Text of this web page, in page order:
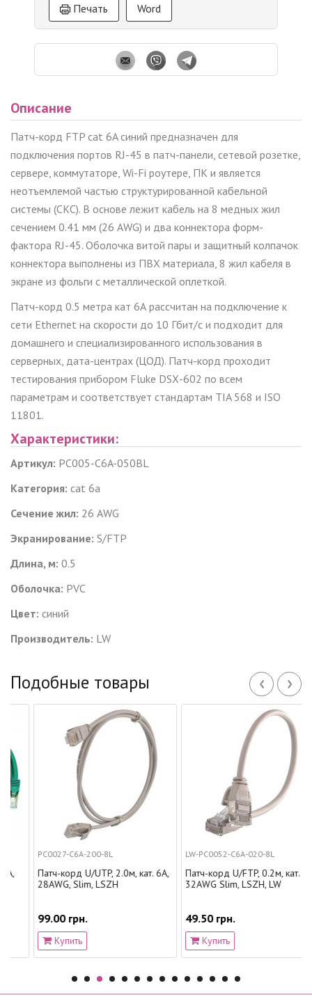
Печать Word
Описание
Патч-корд FTP cat 6A синий предназначен для
подключения портов RJ-45 в патч-панели, сетевой розетке,
сервере, коммутаторе, Wi-Fi роутере, ПК и является
неотъемлемой частью структурированной кабельной
системы (СКС). В основе лежит кабель на 8 медных жил
сечением 0.41 мм (26 AWG) и два коннектора форм-
фактора RJ-45. Оболочка витой пары и защитный колпачок
коннектора выполнены из ПВХ материала, 8 жил кабеля в
экране из фольги с металлической оплеткой.
Патч-корд 0.5 метра кат 6А рассчитан на подключение к
сети Ethernet на скорости до 10 Гбит/с и подходит для
домашнего и специализированного использования в
серверных, дата-центрах (ЦОД). Патч-корд проходит
тестирования прибором Fluke DSX-602 по всем
параметрам и соответствует стандартам TIA 568 и ISO
11801.
Характеристики:
Артикул: PC005-C6A-050BL
Категория: cat 6a
Сечение жил: 26 AWG
Экранирование: S/FTP
Длина, м: 0.5
Оболочка: PVC
Цвет: синий
Производитель: LW
Подобные товары ‹ ›
PC0027-C6A-200-8L
Патч-корд U/UTP, 2.0м, кат. 6А,
28AWG, Slim, LSZH
99.00 грн.
Купить
LW-PC0052-C6A-020-8L
Патч-корд U/FTP, 0.2м, кат. 6А,
32AWG Slim, LSZH, LW
49.50 грн.
Купить